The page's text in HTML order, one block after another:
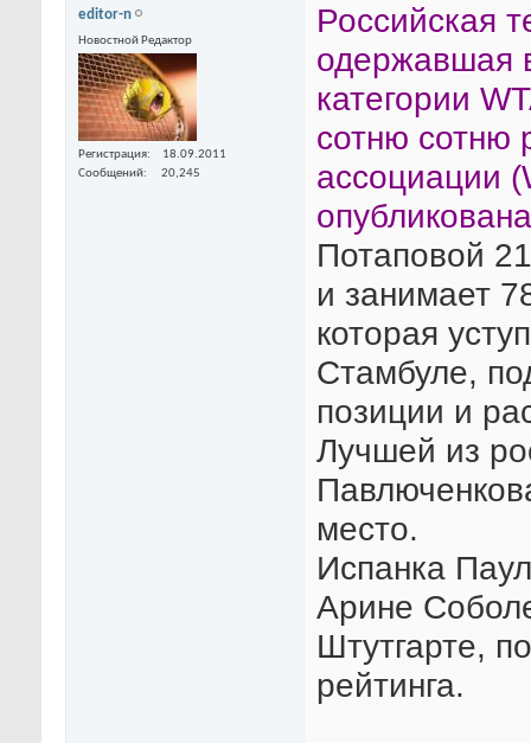
editor-n
Новостной Редактор
Регистрация
18.09.2011
Сообщений
20,245
Российская
одержавшая
категории
сотню сотню
ассоциации
Потаповой
и занимает
которая
Стамбуле,
позиции и
Лучшей из
место.
Испанка
Арине
Штутгарте,
рейтинга.